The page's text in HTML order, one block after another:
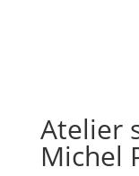
Atelier
Michel